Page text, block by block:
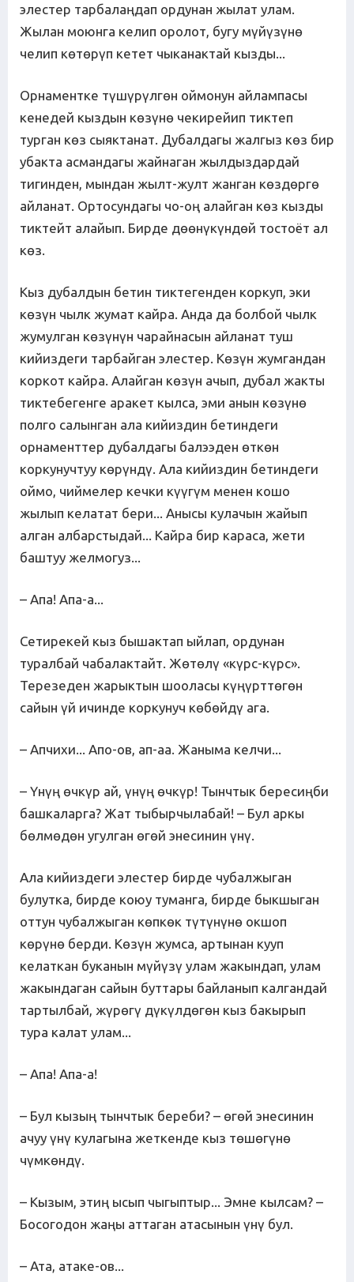
элестер тарбалаңдап ордунан жылат улам.
Жылан моюнга келип оролот, бугу мүйүзүнө
челип көтөрүп кетет чыканактай кызды...
Орнаментке түшүрүлгөн оймонун айлампасы
кенедей кыздын көзүнө чекирейип тиктеп
турган көз сыяктанат. Дубалдагы жалгыз көз бир
убакта асмандагы жайнаган жылдыздардай
тигинден, мындан жылт-жулт жанган көздөргө
айланат. Ортосундагы чо-оң алайган көз кызды
тиктейт алайып. Бирде дөөнүкүндөй тостоёт ал
көз.
Кыз дубалдын бетин тиктегенден коркуп, эки
көзүн чылк жумат кайра. Анда да болбой чылк
жумулган көзүнүн чарайнасын айланат туш
кийиздеги тарбайган элестер. Көзүн жумгандан
коркот кайра. Алайган көзүн ачып, дубал жакты
тиктебегенге аракет кылса, эми анын көзүнө
полго салынган ала кийиздин бетиндеги
орнаменттер дубалдагы балээден өткөн
коркунучтуу көрүндү. Ала кийиздин бетиндеги
оймо, чиймелер кечки күүгүм менен кошо
жылып келатат бери... Анысы кулачын жайып
алган албарстыдай... Кайра бир караса, жети
баштуу желмогуз...
– Апа! Апа-а...
Сетирекей кыз бышактап ыйлап, ордунан
туралбай чабалактайт. Жөтөлү «күрс-күрс».
Терезеден жарыктын шооласы күңүрттөгөн
сайын үй ичинде коркунуч көбөйдү ага.
– Апчихи... Апо-ов, ап-аа. Жаныма келчи...
– Үнүң өчкүр ай, үнүң өчкүр! Тынчтык бересиңби
башкаларга? Жат тыбырчылабай! – Бул аркы
бөлмөдөн угулган өгөй энесинин үнү.
Ала кийиздеги элестер бирде чубалжыган
булутка, бирде коюу туманга, бирде быкшыган
оттун чубалжыган көпкөк түтүнүнө окшоп
көрүнө берди. Көзүн жумса, артынан кууп
келаткан буканын мүйүзү улам жакындап, улам
жакындаган сайын буттары байланып калгандай
тартылбай, жүрөгү дүкүлдөгөн кыз бакырып
тура калат улам...
– Апа! Апа-а!
– Бул кызың тынчтык береби? – өгөй энесинин
ачуу үнү кулагына жеткенде кыз төшөгүнө
чүмкөндү.
– Кызым, этиң ысып чыгыптыр... Эмне кылсам? –
Босогодон жаңы аттаган атасынын үнү бул.
– Ата, атаке-ов...